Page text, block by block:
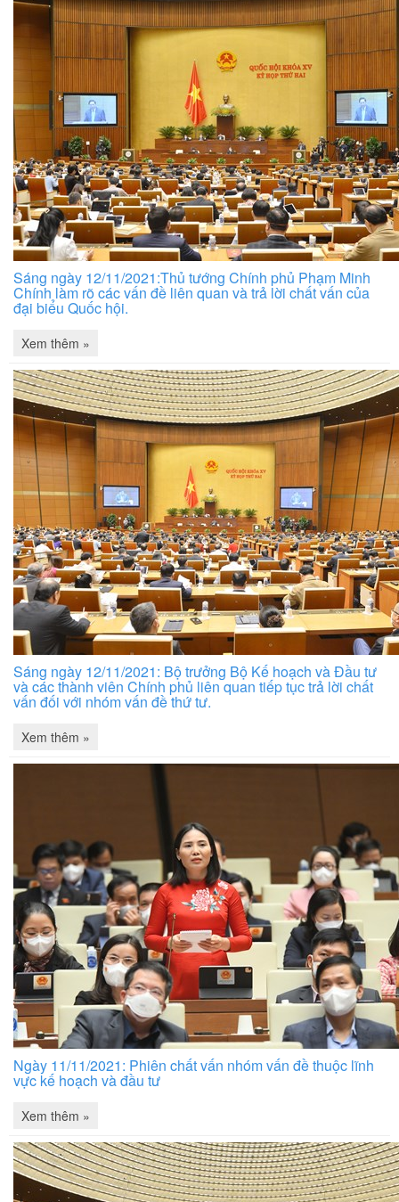
Sáng ngày 12/11/2021:Thủ tướng Chính phủ Phạm Minh
Chính làm rõ các vấn đề liên quan và trả lời chất vấn của
đại biểu Quốc hội.
Xem thêm »
Sáng ngày 12/11/2021: Bộ trưởng Bộ Kế hoạch và Đầu tư
và các thành viên Chính phủ liên quan tiếp tục trả lời chất
vấn đối với nhóm vấn đề thứ tư.
Xem thêm »
Ngày 11/11/2021: Phiên chất vấn nhóm vấn đề thuộc lĩnh
vực kế hoạch và đầu tư
Xem thêm »